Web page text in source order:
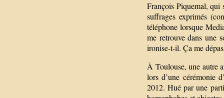
François Piquemal, qui
suffrages exprimés
téléphone lorsque
me retrouve dans une
ironise-t-il. Ça me
À Toulouse, une autre
lors d’une cérémonie
2012. Hué par une